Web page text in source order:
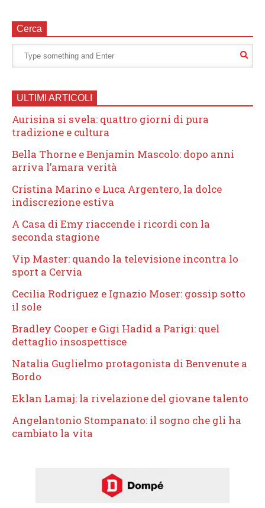
Cerca
ULTIMI ARTICOLI
Aurisina si svela: quattro giorni di pura
tradizione e cultura
Bella Thorne e Benjamin Mascolo: dopo anni
arriva l’amara verità
Cristina Marino e Luca Argentero, la dolce
indiscrezione estiva
A Casa di Emy riaccende i ricordi con la
seconda stagione
Vip Master: quando la televisione incontra lo
sport a Cervia
Cecilia Rodriguez e Ignazio Moser: gossip sotto
il sole
Bradley Cooper e Gigi Hadid a Parigi: quel
dettaglio insospettisce
Natalia Guglielmo protagonista di Benvenute a
Bordo
Eklan Lamaj: la rivelazione del giovane talento
Angelantonio Stompanato: il sogno che gli ha
cambiato la vita